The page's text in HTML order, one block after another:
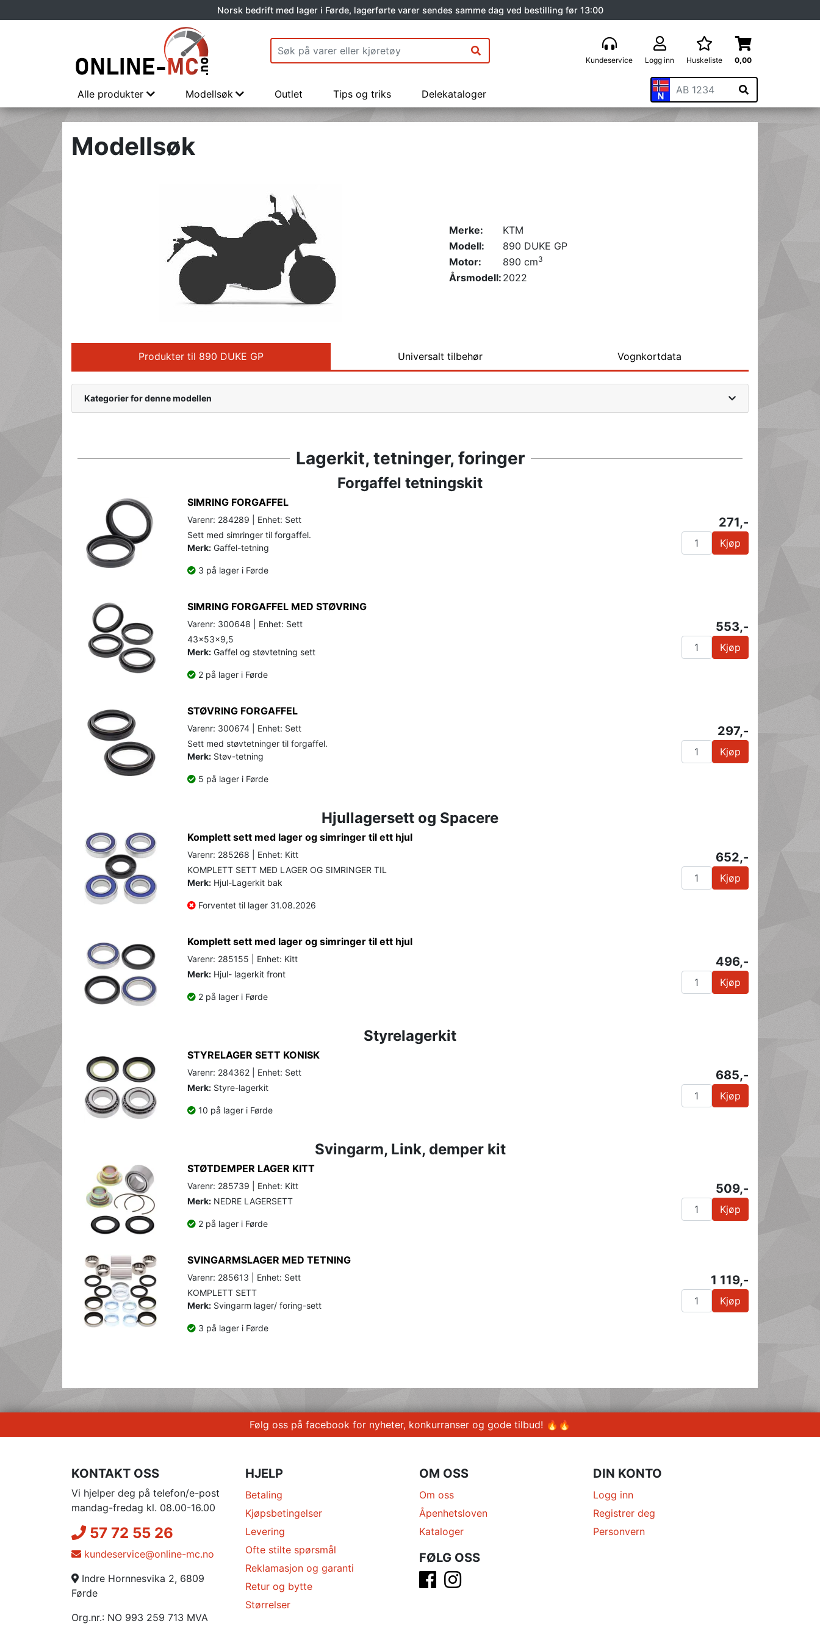
Norsk bedrift med lager i Førde, lagerførte varer sendes samme dag ved bestilling før 13:00
Kundeservice Logg inn Huskeliste 0,00
Alle produkter Modellsøk Outlet Tips og triks Delekataloger
Modellsøk
Merke:
KTM
Modell:
890 DUKE GP
Motor:
890 cm3
Årsmodell: 2022
Produkter til 890 DUKE GP Universalt tilbehør Vognkortdata
Kategorier for denne modellen
Lagerkit, tetninger, foringer
Forgaffel tetningskit
SIMRING FORGAFFEL
Varenr: 284289 | Enhet: Sett
Sett med simringer til forgaffel.
Merk: Gaffel-tetning
3 på lager i Førde
271,-
Kjøp
SIMRING FORGAFFEL MED STØVRING
Varenr: 300648 | Enhet: Sett
43x53x9,5
Merk: Gaffel og støvtetning sett
2 på lager i Førde
553,-
Kjøp
STØVRING FORGAFFEL
Varenr: 300674 | Enhet: Sett
Sett med støvtetninger til forgaffel.
Merk: Støv-tetning
5 på lager i Førde
297,-
Kjøp
Hjullagersett og Spacere
Komplett sett med lager og simringer til ett hjul
Varenr: 285268 | Enhet: Kitt
KOMPLETT SETT MED LAGER OG SIMRINGER TIL
Merk: Hjul-Lagerkit bak
Forventet til lager 31.08.2026
652,-
Kjøp
Komplett sett med lager og simringer til ett hjul
Varenr: 285155 | Enhet: Kitt
Merk: Hjul- lagerkit front
2 på lager i Førde
496,-
Kjøp
Styrelagerkit
STYRELAGER SETT KONISK
Varenr: 284362 | Enhet: Sett
Merk: Styre-lagerkit
10 på lager i Førde
685,-
Kjøp
Svingarm, Link, demper kit
STØTDEMPER LAGER KITT
Varenr: 285739 | Enhet: Kitt
Merk: NEDRE LAGERSETT
2 på lager i Førde
509,-
Kjøp
SVINGARMSLAGER MED TETNING
Varenr: 285613 | Enhet: Sett
KOMPLETT SETT
Merk: Svingarm lager/ foring-sett
3 på lager i Førde
1 119,-
Kjøp
Følg oss på facebook for nyheter, konkurranser og gode tilbud! 🔥🔥
KONTAKT OSS
Vi hjelper deg på telefon/e-post
mandag-fredag kl. 08.00-16.00
57 72 55 26
kundeservice@online-mc.no
Indre Hornnesvika 2, 6809
Førde
Org.nr.: NO 993 259 713 MVA
HJELP
Betaling
Kjøpsbetingelser
Levering
Ofte stilte spørsmål
Reklamasjon og garanti
Retur og bytte
Størrelser
OM OSS
Om oss
Åpenhetsloven
Kataloger
FØLG OSS
DIN KONTO
Logg inn
Registrer deg
Personvern